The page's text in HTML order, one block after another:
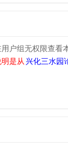
户组无权限查看
是从 兴化三水园